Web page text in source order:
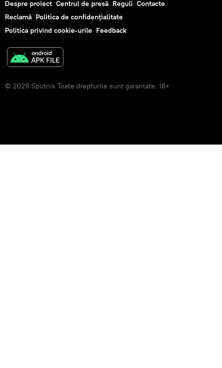
Despre proiect Centrul de presă Reguli Contacte
Reclamă Politica de confidențialitate
Politica privind cookie-urile Feedback
© 2026 Sputnik Toate drepturile sunt garantate. 18+